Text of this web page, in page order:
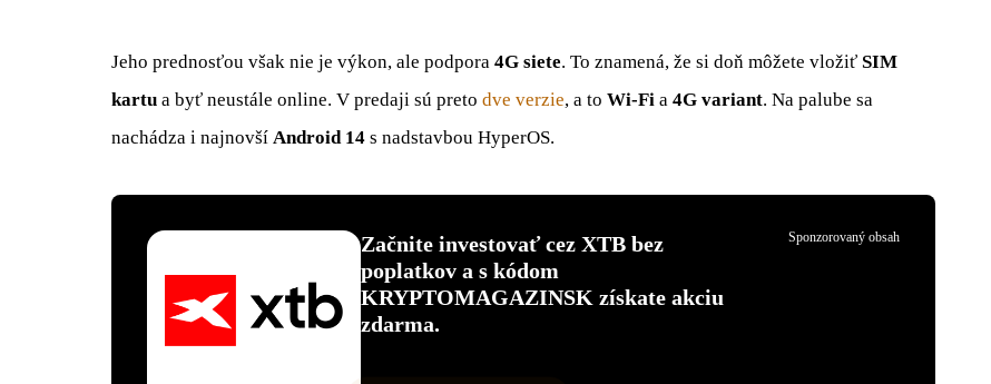
Jeho prednosťou však nie je výkon, ale podpora 4G siete. To znamená, že si doň môžete vložiť SIM
kartu a byť neustále online. V predaji sú preto dve verzie, a to Wi-Fi a 4G variant. Na palube sa
nachádza i najnovší Android 14 s nadstavbou HyperOS.
Začnite investovať cez XTB bez
poplatkov a s kódom
KRYPTOMAGAZINSK získate akciu
zdarma.
Sponzorovaný obsah